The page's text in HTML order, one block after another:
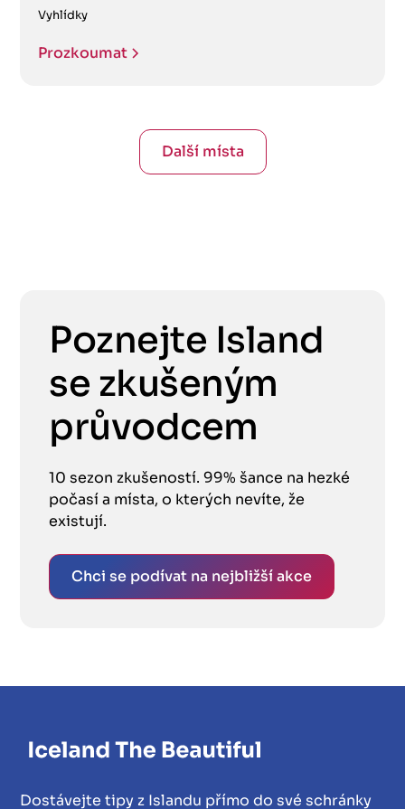
Vyhlídky
Prozkoumat
Další místa
Poznejte Island
se zkušeným
průvodcem
10 sezon zkušeností. 99% šance na hezké
počasí a místa, o kterých nevíte, že
existují.
Chci se podívat na nejbližší akce
Dostávejte tipy z Islandu přímo do své schránky